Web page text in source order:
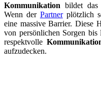
Kommunikation bildet das
Wenn der Partnerplötzlich
eine massive Barrier. Diese
von persönlichen Sorgen
respektvolle
aufzudecken.